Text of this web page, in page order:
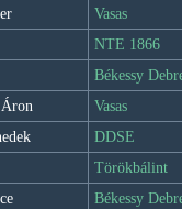
Vasas
NTE 1866
Békessy
Vasas
DDSE
Törökbálint
Békessy